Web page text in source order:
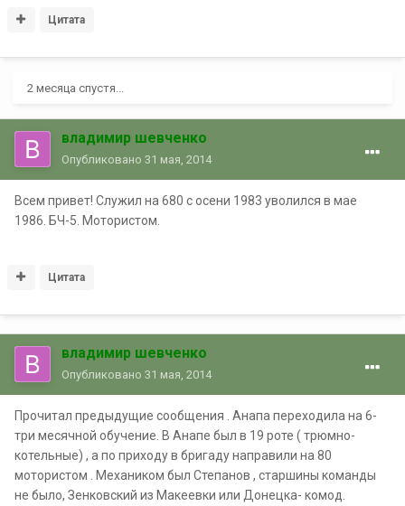
Цитата
2 месяца спустя...
владимир шевченко
Опубликовано 31 мая, 2014
Всем привет! Служил на 680 с осени 1983 уволился в мае
1986. БЧ-5. Мотористом.
Цитата
владимир шевченко
Опубликовано 31 мая, 2014
Прочитал предыдущие сообщения . Анапа переходила на 6-
три месячной обучение. В Анапе был в 19 роте ( трюмно-
котельные) , а по приходу в бригаду направили на 80
мотористом . Механиком был Степанов , старшины команды
не было, Зенковский из Макеевки или Донецка- комод.